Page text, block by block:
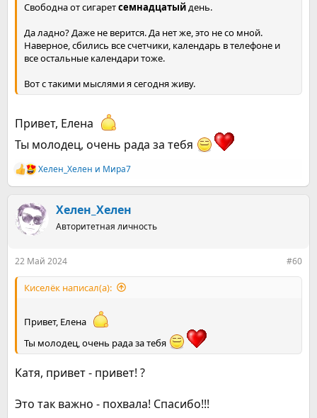
Свободна от сигаретсемнадцатыйдень.
Да ладно? Даже не верится. Да нет же, это не со мной.
Наверное, сбились все счетчики, календарь в телефоне и
все остальные календари тоже.
Вот с такими мыслями я сегодня живу.
Привет, Елена
Ты молодец, очень рада за тебя
Р
е
к
ц
и
Хелен_Хелен и Мира7
Хелен_Хелен
Авторитетная личность
22 Май 2024 #60
Киселёк написал(а):
Привет, Елена
Ты молодец, очень рада за тебя
Катя, привет - привет! ?
Это так важно - похвала! Спасибо!!!